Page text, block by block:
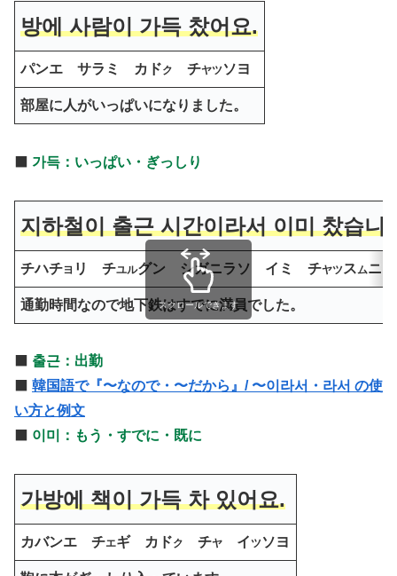
방에 사람이 가득 찼어요.
パンエ サラミ カドク チヤツソヨ
部屋に人がいっぱいになりました。
가득：いっぱい・ぎっしり
지하철이 출근 시간이라서 이미 찼습니
チハチヨ リ チユルグン シガニラソ イミ チヤツス ムニダ
通勤時間なので地下鉄はすでに満員でした。
スクロールできます
출근：出勤
韓国語で『〜なので・〜だから』/ 〜이라서・라서 の使
い方と例文
이미：もう・すでに・既に
가방에 책이 가득 차 있어요.
カバンエ チエギ カドク チヤ イツソヨ